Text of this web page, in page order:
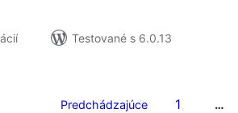
Testované s 6.0.13
Predchádzajúce 1 …